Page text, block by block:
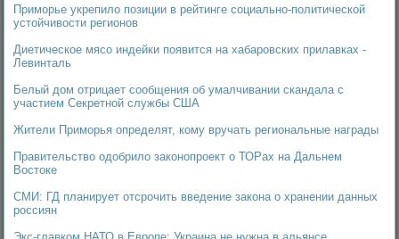
Приморье укрепило позиции в рейтинге социально-политической
устойчивости регионов
Диетическое мясо индейки появится на хабаровских прилавках -
Левинталь
Белый дом отрицает сообщения об умалчивании скандала с
участием Секретной службы США
Жители Приморья определят, кому вручать региональные награды
Правительство одобрило законопроект о ТОРах на Дальнем
Востоке
СМИ: ГД планирует отсрочить введение закона о хранении данных
россиян